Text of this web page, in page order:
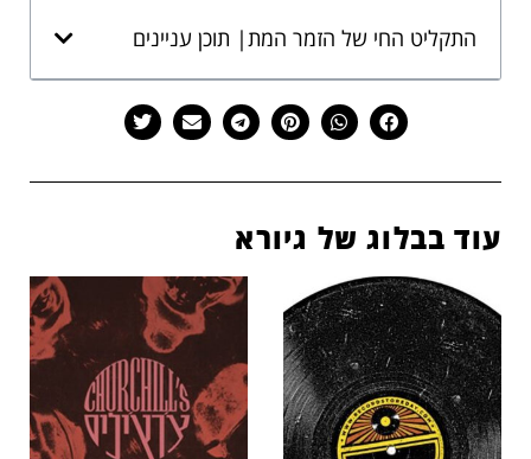
התקליט החי של הזמר המת| תוכן עניינים
עוד בבלוג של גיורא